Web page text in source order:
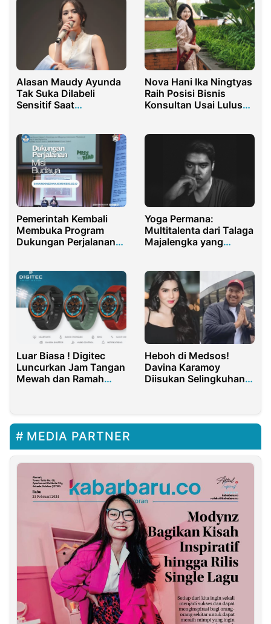
Alasan Maudy Ayunda
Tak Suka Dilabeli
Sensitif Saat
Nova Hani Ika Ningtyas
Raih Posisi Bisnis
Konsultan Usai Lulus
Pemerintah Kembali
Membuka Program
Dukungan Perjalanan
Yoga Permana:
Multitalenta dari Talaga
Majalengka yang
Luar Biasa ! Digitec
Luncurkan Jam Tangan
Mewah dan Ramah
Heboh di Medsos!
Davina Karamoy
Diisukan Selingkuhan
MEDIA PARTNER